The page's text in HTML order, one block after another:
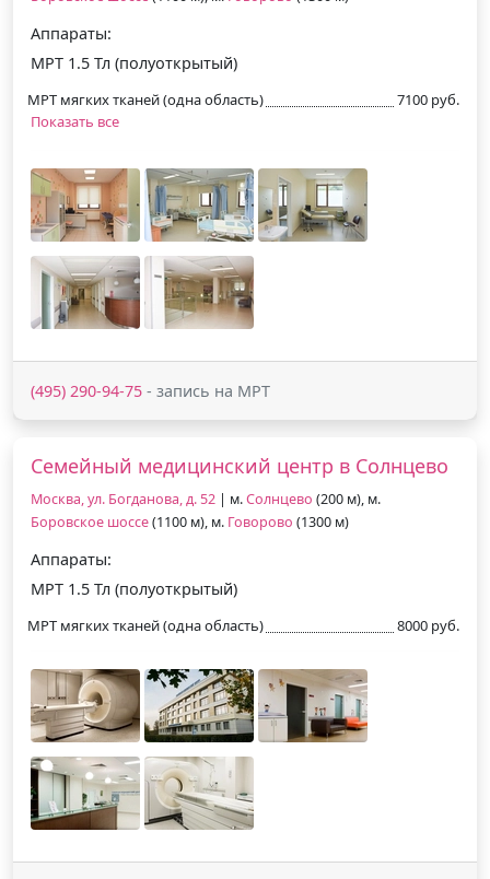
Аппараты:
МРТ 1.5 Тл (полуоткрытый)
МРТ мягких тканей (одна область)
7100 руб.
Показать все
(495) 290-94-75 - запись на МРТ
Семейный медицинский центр в Солнцево
Москва, ул. Богданова, д. 52 | м.Солнцево (200 м), м.
Боровское шоссе(1100 м), м. Говорово (1300 м)
Аппараты:
МРТ 1.5 Тл (полуоткрытый)
МРТ мягких тканей (одна область) 8000 руб.